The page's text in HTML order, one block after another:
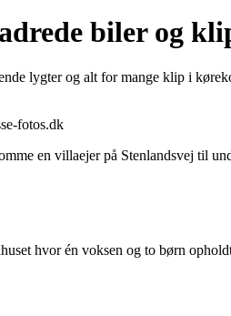
biler og
lygter og alt for mange klip i
fotos.dk
en villaejer på Stenlandsvej til
hvor én voksen og to børn